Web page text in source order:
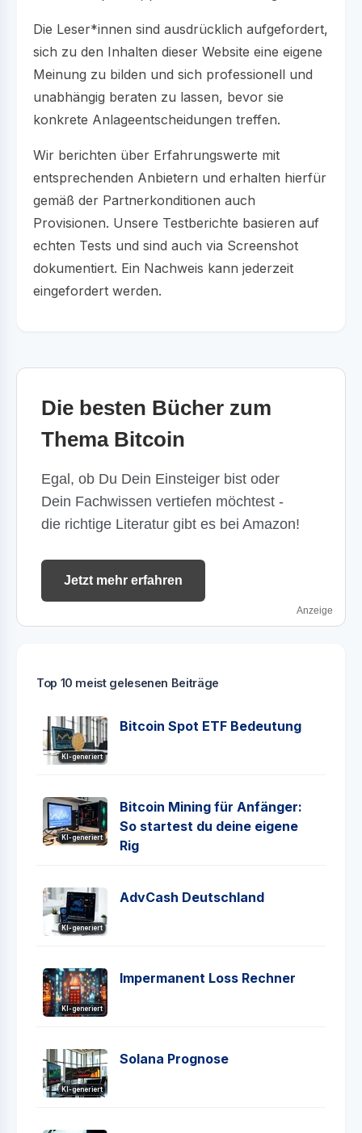
Die Leser*innen sind ausdrücklich aufgefordert,
sich zu den Inhalten dieser Website eine eigene
Meinung zu bilden und sich professionell und
unabhängig beraten zu lassen, bevor sie
konkrete Anlageentscheidungen treffen.
Wir berichten über Erfahrungswerte mit
entsprechenden Anbietern und erhalten hierfür
gemäß der Partnerkonditionen auch
Provisionen. Unsere Testberichte basieren auf
echten Tests und sind auch via Screenshot
dokumentiert. Ein Nachweis kann jederzeit
eingefordert werden.
Die besten Bücher zum
Thema Bitcoin
Egal, ob Du Dein Einsteiger bist oder
Dein Fachwissen vertiefen möchtest -
die richtige Literatur gibt es bei Amazon!
Jetzt mehr erfahren
Anzeige
Top 10 meist gelesenen Beiträge
KI-generiert
Bitcoin Spot ETF Bedeutung
KI-generiert
Bitcoin Mining für Anfänger:
So startest du deine eigene
Rig
KI-generiert
AdvCash Deutschland
KI-generiert
Impermanent Loss Rechner
KI-generiert
Solana Prognose